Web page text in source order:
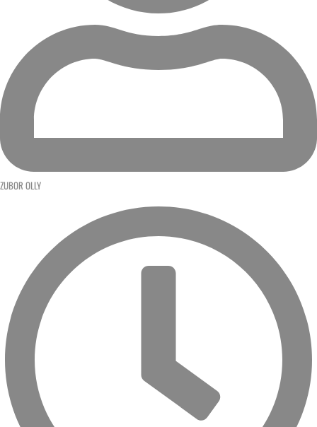
ZUBOR OLLY